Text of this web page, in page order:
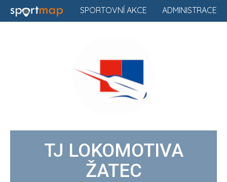
ADMINISTRACE
SPORTOVNÍ AKCE
TJ LOKOMOTIVA
ŽATEC